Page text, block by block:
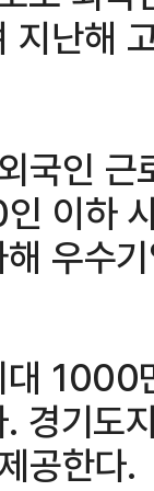
지난해
국인
이하
우수
1000
경기도
공한다.